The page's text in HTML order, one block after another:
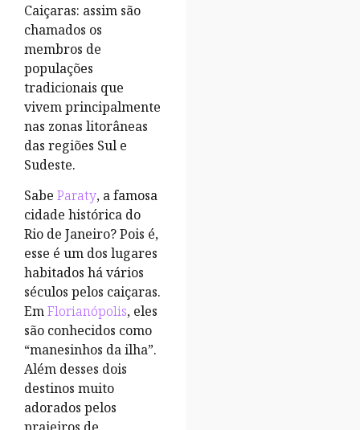
Caiçaras: assim são
chamados os
membros de
populações
tradicionais que
vivem principalmente
nas zonas litorâneas
das regiões Sul e
Sudeste.
Sabe Paraty, a famosa
cidade histórica do
Rio de Janeiro? Pois é,
esse é um dos lugares
habitados há vários
séculos pelos caiçaras.
EmFlorianópolis, eles
são conhecidos como
“manesinhos da ilha”.
Além desses dois
destinos muito
adorados pelos